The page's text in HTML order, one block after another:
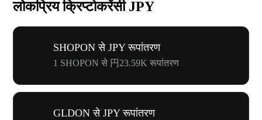
लोकप्रिय क्रिप्टोकरेंसी JPY
SHOPON से JPY रूपांतरण
1 SHOPON से 円23.59K रूपांतरण
GLDON से JPY रूपांतरण